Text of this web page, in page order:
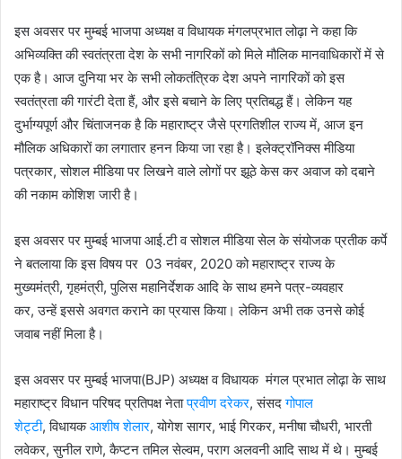
इस अवसर पर मुम्बई भाजपा अध्यक्ष व विधायक मंगलप्रभात लोढ़ा ने कहा कि
अभिव्यक्ति की स्वतंत्रता देश के सभी नागरिकों को मिले मौलिक मानवाधिकारों में से
एक है। आज दुनिया भर के सभी लोकतंत्रिक देश अपने नागरिकों को इस
स्वतंत्रता की गारंटी देता हैं, और इसे बचाने के लिए प्रतिबद्ध हैं। लेकिन यह
दुर्भाग्यपूर्ण और चिंताजनक है कि महाराष्ट्र जैसे प्रगतिशील राज्य में, आज इन
मौलिक अधिकारों का लगातार हनन किया जा रहा है। इलेक्ट्रॉनिक्स मीडिया
पत्रकार, सोशल मीडिया पर लिखने वाले लोगों पर झूठे केस कर अवाज को दबाने
की नकाम कोशिश जारी है।
इस अवसर पर मुम्बई भाजपा आई.टी व सोशल मीडिया सेल के संयोजक प्रतीक कर्पे
ने बतलाया कि इस विषय पर 03 नवंबर, 2020 को महाराष्ट्र राज्य के
मुख्यमंत्री, गृहमंत्री, पुलिस महानिर्देशक आदि के साथ हमने पत्र-व्यवहार
कर, उन्हें इससे अवगत कराने का प्रयास किया। लेकिन अभी तक उनसे कोई
जवाब नहीं मिला है।
इस अवसर पर मुम्बई भाजपा(BJP) अध्यक्ष व विधायक मंगल प्रभात लोढ़ा के साथ
महाराष्ट्र विधान परिषद प्रतिपक्ष नेताप्रवीण दरेकर, संसदगोपाल
शेट्टी, विधायकआशीष शेलार, योगेश सागर, भाई गिरकर, मनीषा चौधरी, भारती
लवेकर, सुनील राणे, कैप्टन तमिल सेल्वम, पराग अलवनी आदि साथ में थे। मुम्बई